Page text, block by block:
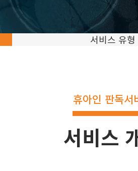
서비스 유형
휴아인 판독서
서비스